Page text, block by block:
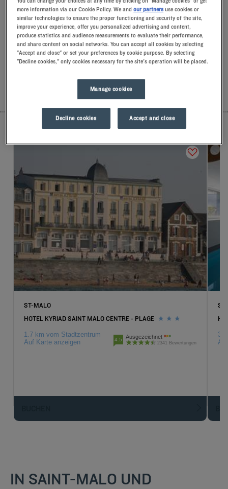
Hotels in Saint-Malo. Bei Ihrer Ankunft werden Sie von
unseren Mitarbeitern mit einem Lächeln begrüßt und mit
kleinen, aufmerksamen Gesten empfangen.Entdecken Sie den
einzigartigen Komfort unserer Memoryfoam-Kissen.Und um
den Tag richtig zu beginnen, sollten Sie das Besondere bei
Kyriad kosten.Gönnen Sie sich zum Frühstück einen kühlen
gefrorenen Joghurt … Mindestens zwei gute Gründe, um
KARTE
ST-MALO
HOTEL KYRIAD SAINT MALO CENTRE - PLAGE
1.7 km vom Stadtzentrum
Auf Karte anzeigen
4.5 Ausgezeichnet
2341 Bewertungen
IN SAINT-MALO UND
more information via our Cookie Policy. We andour partners use cookies or
similar technologies to ensure the proper functioning and security of the site,
improve your experience, offer you personalized advertising and content,
produce statistics and audience measurements to evaluate their performance,
and share content on social networks. You can accept all cookies by selecting
"Accept and close" or set your preferences by cookie purpose. By selecting
"Decline cookies," only cookies necessary for the site's operation will be placed.
Manage cookies
Decline cookies Accept and close